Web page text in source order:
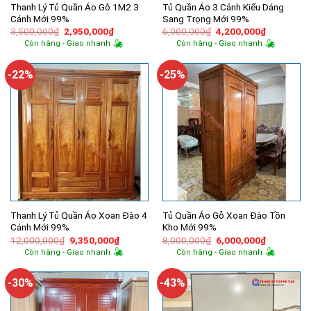
Thanh Lý Tủ Quần Áo Gỗ 1M2 3
Cánh Mới 99%
3,500,000₫ Giá
gốc
là:
2,950,000₫Giá
hiện
tại
2,950,000₫.
Còn hàng - Giao nhanh
Tủ Quần Áo 3 Cánh Kiểu Dáng
Sang Trọng Mới 99%
6,000,000₫ Giá
gốc
là:
4,200,000₫Giá
hiện
tại
Còn hàng - Giao nhanh
-22%
Thanh Lý Tủ Quần Áo Xoan Đào 4
Cánh Mới 99%
12,000,000₫ Giá
gốc
là:
9,350,000₫Giá
hiện
tại
9,350,000₫.
Còn hàng - Giao nhanh
-25%
Tủ Quần Áo Gỗ Xoan Đào Tồn
Kho Mới 99%
8,000,000₫ Giá
gốc
là:
6,000,000₫Giá
hiện
tại
Còn hàng - Giao nhanh
-30% -43%